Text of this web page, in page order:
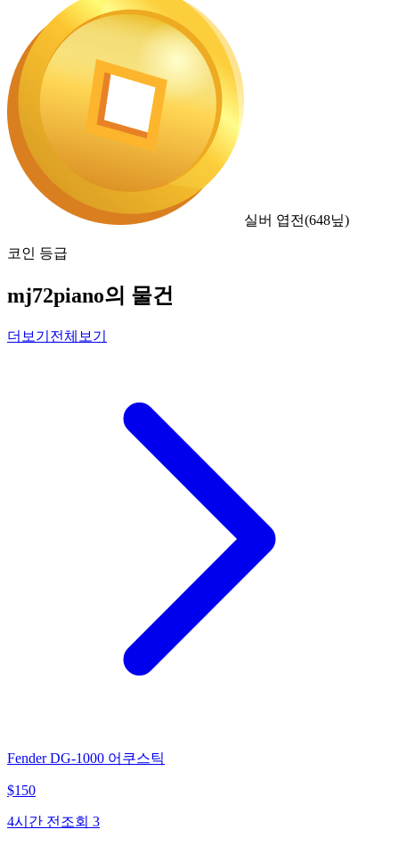
실버 엽전(648닢)
코인 등급
mj72piano의 물건
더보기 전체보기
Fender DG-1000 어쿠스틱
$150
4시간 전 조회 3